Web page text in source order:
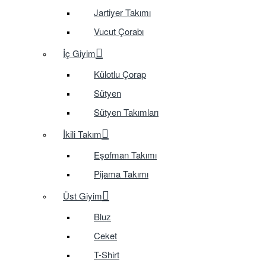
Jartiyer Takımı
Vucut Çorabı
İç Giyim
Külotlu Çorap
Sütyen
Sütyen Takımları
İkili Takım
Eşofman Takımı
Pijama Takımı
Üst Giyim
Bluz
Ceket
T-Shirt